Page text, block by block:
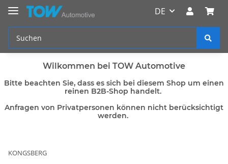
DE
Wilkommen bei TOW Automotive
Bitte beachten Sie, dass es sich bei diesem Shop um einen
reinen B2B-Shop handelt.
Anfragen von Privatpersonen können nicht berücksichtigt
werden.
KONGSBERG